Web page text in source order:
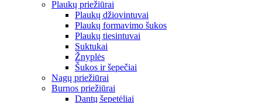
Plaukų priežiūrai
Plaukų džiovintuvai
Plaukų formavimo šukos
Plaukų tiesintuvai
Suktukai
Žnyplės
Šukos ir šepečiai
Nagų priežiūrai
Burnos priežiūrai
Dantų šepetėliai